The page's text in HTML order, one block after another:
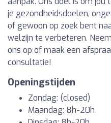
je gezondheidsdoelen,
of gewoon op zoek bent
welzijn te verbeteren.
ons op of maak een
consultatie!
Openingstijden
Zondag: (closed)
Maandag: 8h-20h